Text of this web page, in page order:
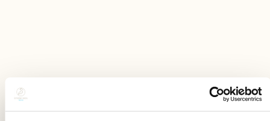
à jour intéressantes et des offres exclusives.
Si un jour vous ne souhaitez plus recevoir nos emails,